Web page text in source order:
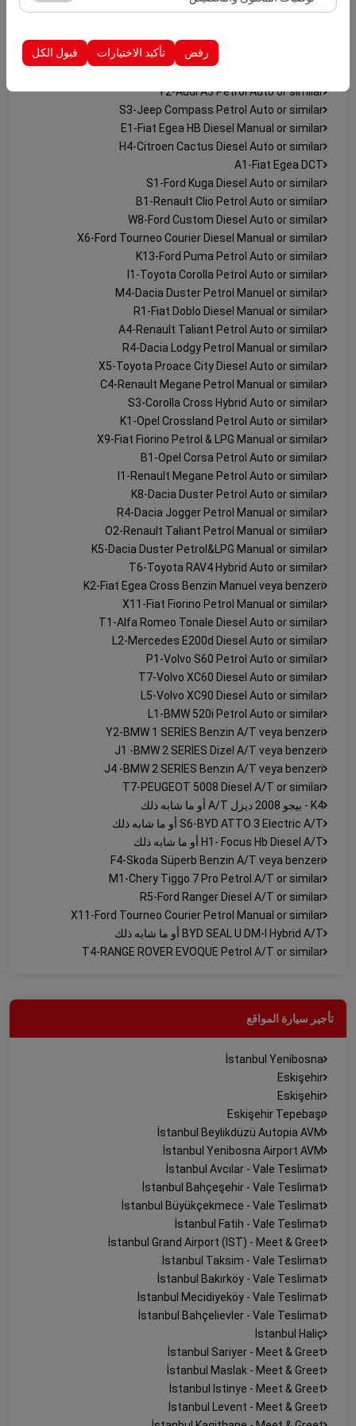
الظهور، معدل النقر).
تجربتك على المنصة من خلال حفظ إعدادات واجهة المستخدم،
وتفضيلات اللغة، والإعدادات الأخرى.
رفض تأكيد الاختيارات قبول الكل
T1-Peugeot 3008 Diesel Auto or similar
Y2-Audi A3 Petrol Auto or similar
S3-Jeep Compass Petrol Auto or similar
E1-Fiat Egea HB Diesel Manual or similar
H4-Citroen Cactus Diesel Auto or similar
A1-Fiat Egea DCT
S1-Ford Kuga Diesel Auto or similar
B1-Renault Clio Petrol Auto or similar
W8-Ford Custom Diesel Auto or similar
X6-Ford Tourneo Courier Diesel Manual or similar
K13-Ford Puma Petrol Auto or similar
I1-Toyota Corolla Petrol Auto or similar
M4-Dacia Duster Petrol Manuel or similar
R1-Fiat Doblo Diesel Manual or similar
A4-Renault Taliant Petrol Auto or similar
R4-Dacia Lodgy Petrol Manual or similar
X5-Toyota Proace City Diesel Auto or similar
C4-Renault Megane Petrol Manual or similar
S3-Corolla Cross Hybrid Auto or similar
K1-Opel Crossland Petrol Auto or similar
X9-Fiat Fiorino Petrol & LPG Manual or similar
B1-Opel Corsa Petrol Auto or similar
I1-Renault Megane Petrol Auto or similar
K8-Dacia Duster Petrol Auto or similar
R4-Dacia Jogger Petrol Manual or similar
O2-Renault Taliant Petrol Manual or similar
K5-Dacia Duster Petrol&LPG Manual or similar
T6-Toyota RAV4 Hybrid Auto or similar
K2-Fiat Egea Cross Benzin Manuel veya benzeri
X11-Fiat Fiorino Petrol Manual or similar
T1-Alfa Romeo Tonale Diesel Auto or similar
L2-Mercedes E200d Diesel Auto or similar
P1-Volvo S60 Petrol Auto or similar
T7-Volvo XC60 Diesel Auto or similar
L5-Volvo XC90 Diesel Auto or similar
L1-BMW 520i Petrol Auto or similar
Y2-BMW 1 SERİES Benzin A/T veya benzeri
J1 -BMW 2 SERİES Dizel A/T veya benzeri
J4 -BMW 2 SERİES Benzin A/T veya benzeri
T7-PEUGEOT 5008 Diesel A/T or similar
K4 - بيجو 2008 ديزل A/T أو ما شابه ذلك
S6-BYD ATTO 3 Electric A/T أو ما شابه ذلك
H1- Focus Hb Diesel A/T أو ما شابه ذلك
F4-Skoda Süperb Benzin A/T veya benzeri
M1-Chery Tiggo 7 Pro Petrol A/T or similar
R5-Ford Ranger Diesel A/T or similar
X11-Ford Tourneo Courier Petrol Manual or similar
BYD SEAL U DM-I Hybrid A/T أو ما شابه ذلك
T4-RANGE ROVER EVOQUE Petrol A/T or similar
تأجير سيارة المواقع
İstanbul Yenibosna
Eskişehir
Eskişehir
Eskişehir Tepebaşı
İstanbul Beylikdüzü Autopia AVM
İstanbul Yenibosna Airport AVM
İstanbul Avcılar - Vale Teslimat
İstanbul Bahçeşehir - Vale Teslimat
İstanbul Büyükçekmece - Vale Teslimat
İstanbul Fatih - Vale Teslimat
İstanbul Grand Airport (IST) - Meet & Greet
İstanbul Taksim - Vale Teslimat
İstanbul Bakırköy - Vale Teslimat
İstanbul Mecidiyeköy - Vale Teslimat
İstanbul Bahçelievler - Vale Teslimat
İstanbul Haliç
İstanbul Sariyer - Meet & Greet
İstanbul Maslak - Meet & Greet
İstanbul Istinye - Meet & Greet
İstanbul Levent - Meet & Greet